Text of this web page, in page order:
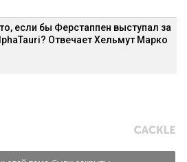
если бы Ферстаппен выступал за
Отвечает Хельмут Марко